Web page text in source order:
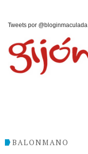
Tweets por @bloginmaculada
BALONMANO